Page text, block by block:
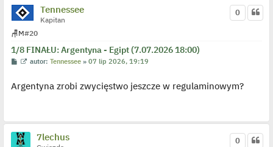
j
e
y
c
y
s
Tennessee
Kapitan
🪑M#20
1/8 FINAŁU: Argentyna - Egipt (7.07.2026 18:00)
0
P
t
W
w
i
p
o
autor:Tennessee »07 lip 2026, 19:19
Argentyna zrobi zwycięstwo jeszcze w regulaminowym?
7lechus 0